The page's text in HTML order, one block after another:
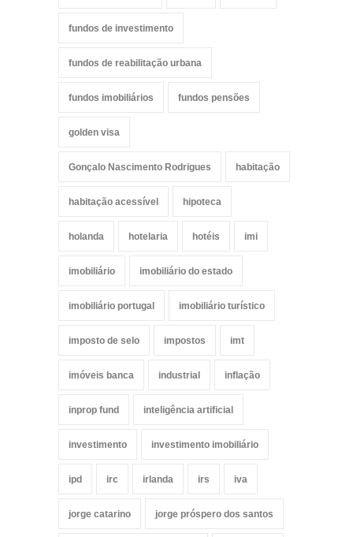
fundos de investimento
fundos de reabilitação urbana
fundos imobiliários fundos pensões
golden visa
Gonçalo Nascimento Rodrigues habitação
habitação acessível hipoteca
holanda hotelaria hotéis imi
imobiliário imobiliário do estado
imobiliário portugal imobiliário turístico
imposto de selo impostos imt
imóveis banca industrial inflação
inprop fund inteligência artificial
investimento investimento imobiliário
ipd irc irlanda irs iva
jorge catarino jorge próspero dos santos